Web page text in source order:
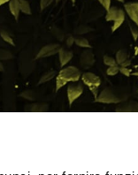
BIKE LAB